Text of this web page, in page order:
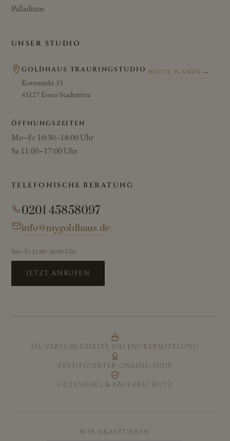
Palladium
UNSER STUDIO
GOLDHAUS TRAURINGSTUDIO
Kornmarkt 15
45127 Essen-Stadtmitte
ROUTE PLANEN →
ÖFFNUNGSZEITEN
Mo–Fr 10:30–18:00 Uhr
Sa 11:00–17:00 Uhr
TELEFONISCHE BERATUNG
0201 45858097
info@mygoldhaus.de
Mo–Fr 11:00–16:00 Uhr
JETZT ANRUFEN
SSL-VERSCHLÜSSELTE DATENÜBERMITTLUNG
ZERTIFIZIERTER ONLINE-SHOP
GÜTESIEGEL & KÄUFERSCHUTZ
WIR AKZEPTIEREN